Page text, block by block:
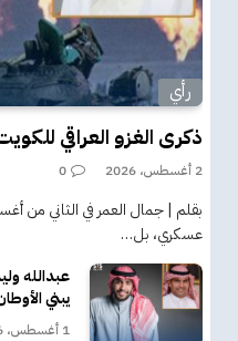
رأي
ذكرى الغزو العراقي
2 أغسطس، 2026 0
بقلم | جمال العمر في الثاني من
عسكري، بل…
عبدالله
يبني
1 أغسطس، 2026